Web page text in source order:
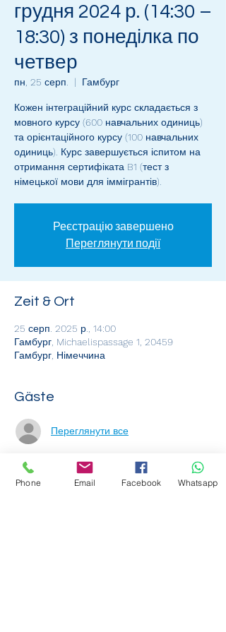
грудня 2024 р. (14:30 –
18:30) з понеділка по
четвер
пн, 25 серп.
  |
Гамбург
Кожен інтеграційний курс складається з
мовного курсу (600 навчальних одиниць)
та орієнтаційного курсу (100 навчальних
одиниць). Курс завершується іспитом на
отримання сертифіката B1 (тест з
німецької мови для іммігрантів).
Реєстрацію завершено
Переглянути події
Zeit & Ort
25 серп. 2025 р., 14:00
Гамбург, Michaelispassage 1, 20459
Гамбург, Німеччина
Gäste
Переглянути все
Über die Veranstaltung
Phone Email Facebook Whatsapp